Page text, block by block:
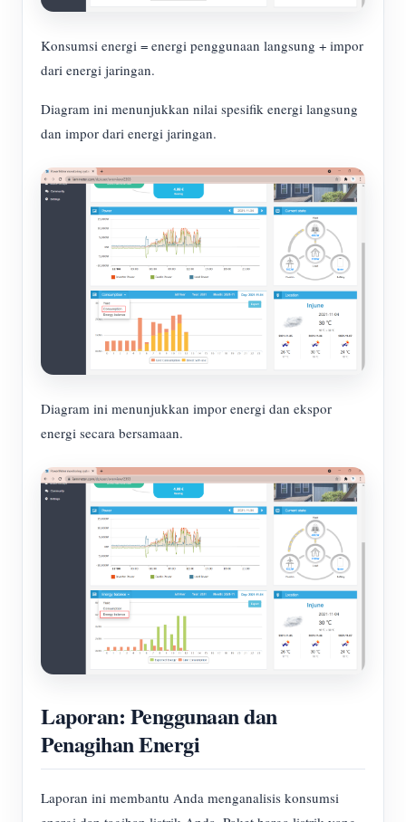
Konsumsi energi = energi penggunaan langsung + impor
dari energi jaringan.
Diagram ini menunjukkan nilai spesifik energi langsung
dan impor dari energi jaringan.
Diagram ini menunjukkan impor energi dan ekspor
energi secara bersamaan.
Laporan: Penggunaan dan
Penagihan Energi
Laporan ini membantu Anda menganalisis konsumsi